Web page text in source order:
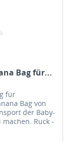
Bag für...
für
Bag von
der Baby-
Ruck -